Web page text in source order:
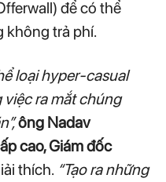
để có thể
không trả phí.
loại hyper-casual
việc ra mắt chúng
ông Nadav
cao, Giám đốc
thích. “Tạo ra những